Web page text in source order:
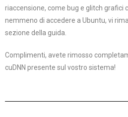
riaccensione, come bug e glitch grafici
nemmeno di accedere a Ubuntu, vi
sezione della guida.
Complimenti, avete rimosso
cuDNN presente sul vostro sistema!